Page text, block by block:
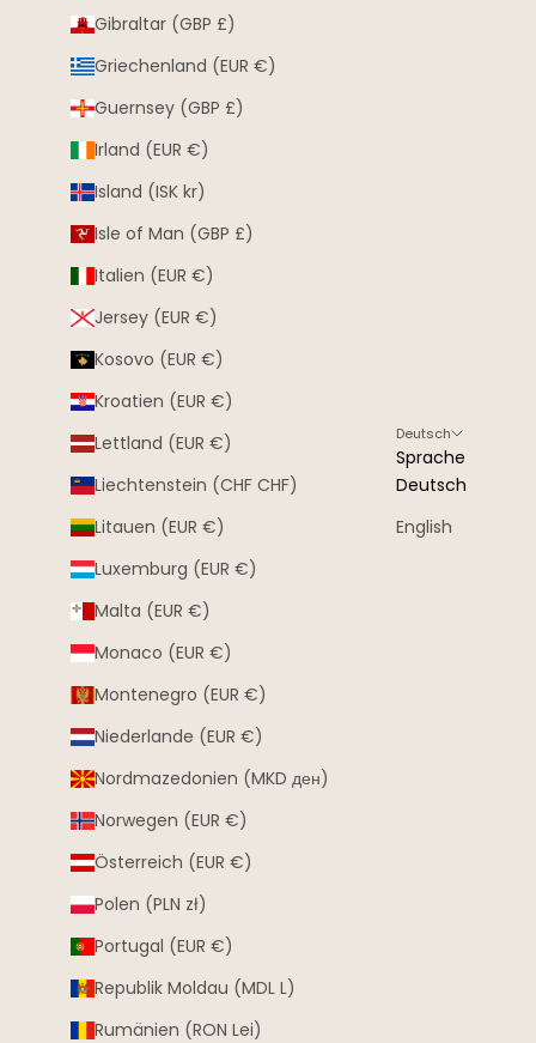
Gibraltar (GBP £)
Griechenland (EUR €)
Guernsey (GBP £)
Irland (EUR €)
Island (ISK kr)
Isle of Man (GBP £)
Italien (EUR €)
Jersey (EUR €)
Kosovo (EUR €)
Kroatien (EUR €)
Lettland (EUR €)
Liechtenstein (CHF CHF)
Litauen (EUR €)
Luxemburg (EUR €)
Malta (EUR €)
Monaco (EUR €)
Montenegro (EUR €)
Niederlande (EUR €)
Nordmazedonien (MKD ден)
Norwegen (EUR €)
Österreich (EUR €)
Polen (PLN zł)
Portugal (EUR €)
Republik Moldau (MDL L)
Rumänien (RON Lei)
Deutsch
Sprache
Deutsch
English